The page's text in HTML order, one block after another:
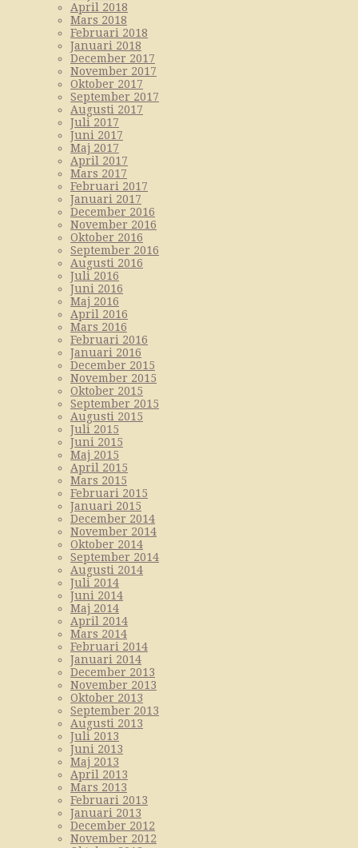
April 2018
Mars 2018
Februari 2018
Januari 2018
December 2017
November 2017
Oktober 2017
September 2017
Augusti 2017
Juli 2017
Juni 2017
Maj 2017
April 2017
Mars 2017
Februari 2017
Januari 2017
December 2016
November 2016
Oktober 2016
September 2016
Augusti 2016
Juli 2016
Juni 2016
Maj 2016
April 2016
Mars 2016
Februari 2016
Januari 2016
December 2015
November 2015
Oktober 2015
September 2015
Augusti 2015
Juli 2015
Juni 2015
Maj 2015
April 2015
Mars 2015
Februari 2015
Januari 2015
December 2014
November 2014
Oktober 2014
September 2014
Augusti 2014
Juli 2014
Juni 2014
Maj 2014
April 2014
Mars 2014
Februari 2014
Januari 2014
December 2013
November 2013
Oktober 2013
September 2013
Augusti 2013
Juli 2013
Juni 2013
Maj 2013
April 2013
Mars 2013
Februari 2013
Januari 2013
December 2012
November 2012